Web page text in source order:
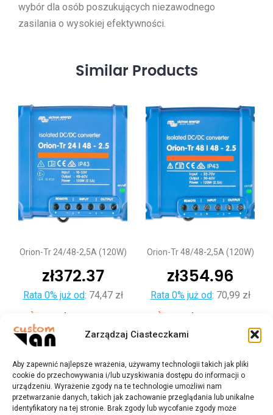
Zarządzaj Ciasteczkami
Aby zapewnić najlepsze wrażenia, używamy technologii takich jak pliki
cookie do przechowywania i/lub uzyskiwania dostępu do informacji o
urządzeniu. Wyrażenie zgody na te technologie umożliwi nam
przetwarzanie danych, takich jak zachowanie przeglądania lub unikalne
identyfikatory na tej stronie. Brak zgody lub wycofanie zgody może
wybór dla osób poszukujących niezawodnego
zasilania o wysokiej efektywności.
Similar Products
Orion-Tr 24/48-2,5A (120W)
zł372.37
Rata 0% już od: 74,47 zł
Orion-Tr 48/48-2,5A (120W)
zł354.96
Rata 0% już od: 70,99 zł